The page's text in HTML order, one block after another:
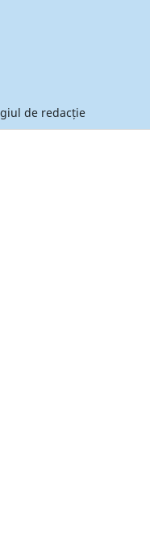
de redacție